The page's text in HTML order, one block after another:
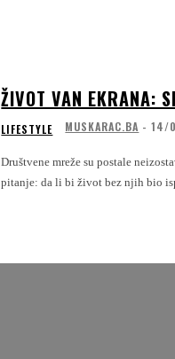
ŽIVOT VAN EKRANA:
LIFESTYLE MUSKARAC.BA - 14/
Društvene mreže su postale
pitanje: da li bi život bez njih bio